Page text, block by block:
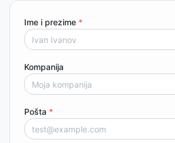
Ime i prezime *
Kompanija
Pošta *